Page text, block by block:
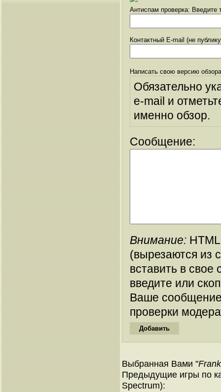
Антиспам проверка: Введите
Контактный E-mail (не
Написать свою версию
Обязательно
e-mail и
именно обзор.
Сообщение:
Внимание:
(вырезаются из
вставить в
введите или
Ваше
проверки
Выбранная Вами "
Предыдущие игры по
Spectrum):